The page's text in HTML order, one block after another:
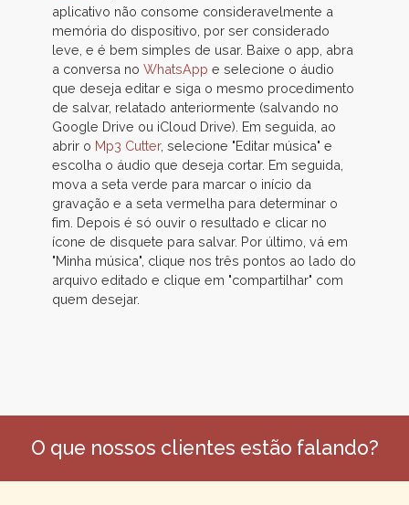
aplicativo não consome consideravelmente a
memória do dispositivo, por ser considerado
leve, e é bem simples de usar. Baixe o app, abra
a conversa no WhatsApp e selecione o áudio
que deseja editar e siga o mesmo procedimento
de salvar, relatado anteriormente (salvando no
Google Drive ou iCloud Drive). Em seguida, ao
abrir o Mp3 Cutter, selecione "Editar música" e
escolha o áudio que deseja cortar. Em seguida,
mova a seta verde para marcar o início da
gravação e a seta vermelha para determinar o
fim. Depois é só ouvir o resultado e clicar no
ícone de disquete para salvar. Por último, vá em
"Minha música", clique nos três pontos ao lado do
arquivo editado e clique em "compartilhar" com
quem desejar.
O que nossos clientes estão falando?